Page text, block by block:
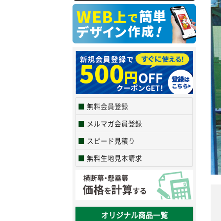
無料会員登録
メルマガ会員登録
スピード見積り
無料生地見本請求
オリジナル商品一覧